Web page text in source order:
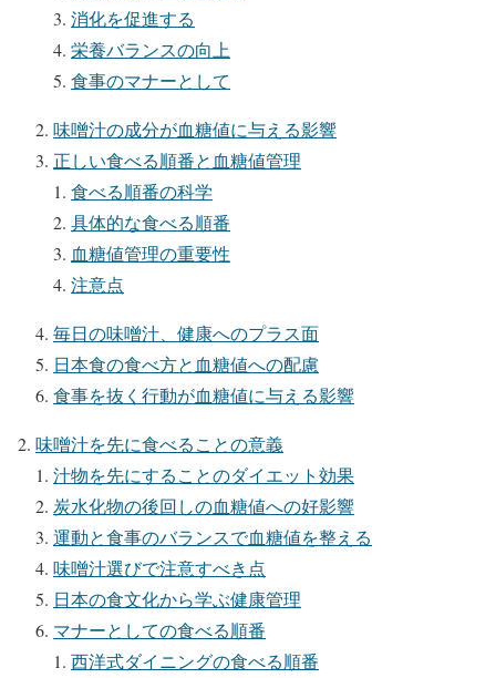
消化を促進する
栄養バランスの向上
食事のマナーとして
味噌汁の成分が血糖値に与える影響
正しい食べる順番と血糖値管理
食べる順番の科学
具体的な食べる順番
血糖値管理の重要性
注意点
毎日の味噌汁、健康へのプラス面
日本食の食べ方と血糖値への配慮
食事を抜く行動が血糖値に与える影響
味噌汁を先に食べることの意義
汁物を先にすることのダイエット効果
炭水化物の後回しの血糖値への好影響
運動と食事のバランスで血糖値を整える
味噌汁選びで注意すべき点
日本の食文化から学ぶ健康管理
マナーとしての食べる順番
西洋式ダイニングの食べる順番